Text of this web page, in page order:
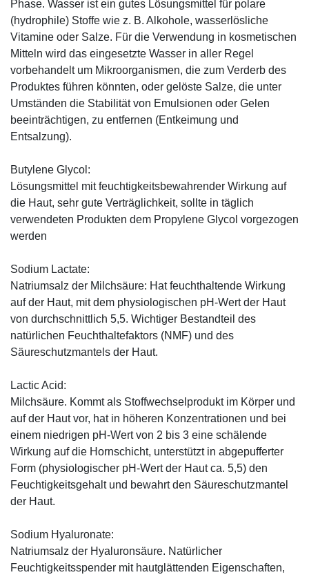
Phase. Wasser ist ein gutes Lösungsmittel für polare
(hydrophile) Stoffe wie z. B. Alkohole, wasserlösliche
Vitamine oder Salze. Für die Verwendung in kosmetischen
Mitteln wird das eingesetzte Wasser in aller Regel
vorbehandelt um Mikroorganismen, die zum Verderb des
Produktes führen könnten, oder gelöste Salze, die unter
Umständen die Stabilität von Emulsionen oder Gelen
beeinträchtigen, zu entfernen (Entkeimung und
Entsalzung).
Butylene Glycol:
Lösungsmittel mit feuchtigkeitsbewahrender Wirkung auf
die Haut, sehr gute Verträglichkeit, sollte in täglich
verwendeten Produkten dem Propylene Glycol vorgezogen
werden
Sodium Lactate:
Natriumsalz der Milchsäure: Hat feuchthaltende Wirkung
auf der Haut, mit dem physiologischen pH-Wert der Haut
von durchschnittlich 5,5. Wichtiger Bestandteil des
natürlichen Feuchthaltefaktors (NMF) und des
Säureschutzmantels der Haut.
Lactic Acid:
Milchsäure. Kommt als Stoffwechselprodukt im Körper und
auf der Haut vor, hat in höheren Konzentrationen und bei
einem niedrigen pH-Wert von 2 bis 3 eine schälende
Wirkung auf die Hornschicht, unterstützt in abgepufferter
Form (physiologischer pH-Wert der Haut ca. 5,5) den
Feuchtigkeitsgehalt und bewahrt den Säureschutzmantel
der Haut.
Sodium Hyaluronate:
Natriumsalz der Hyaluronsäure. Natürlicher
Feuchtigkeitsspender mit hautglättenden Eigenschaften,